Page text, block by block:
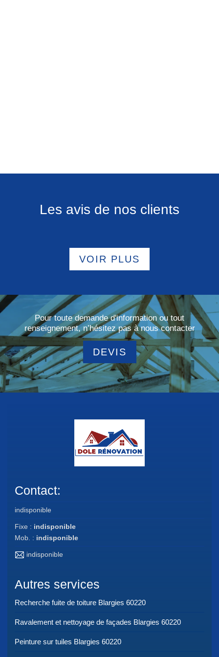
Les avis de nos clients
VOIR PLUS
Pour toute demande d'information ou tout
renseignement, n’hésitez pas à nous contacter
DEVIS
Contact:
indisponible
Fixe : indisponible
Mob. : indisponible
indisponible
Autres services
Recherche fuite de toiture Blargies 60220
Ravalement et nettoyage de façades Blargies 60220
Peinture sur tuiles Blargies 60220